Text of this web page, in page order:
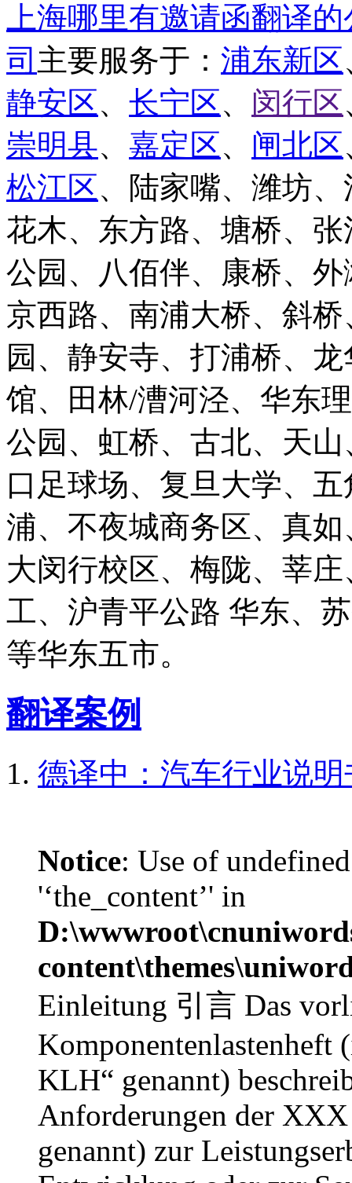
上海哪里有邀请函翻译
司 主要服务于： 浦东新区
静安区、 长宁区、 闵行区
崇明县、 嘉定区、 闸北区
松江区、陆家嘴、潍坊
花木、东方路、塘桥、
公园、八佰伴、康桥、
京西路、南浦大桥、斜
园、静安寺、打浦桥、
馆、田林/漕河泾、华东
公园、虹桥、古北、天
口足球场、复旦大学、
浦、不夜城商务区、真
大闵行校区、梅陇、莘
工、沪青平公路 华东、
等华东五市。
翻译案例
德译中：汽车行业说
Notice: Use of
'‘the_content’' in
Einleitung 引言 Das
Komponentenlastenheft
KLH“ genannt)
Anforderungen der
genannt) zur